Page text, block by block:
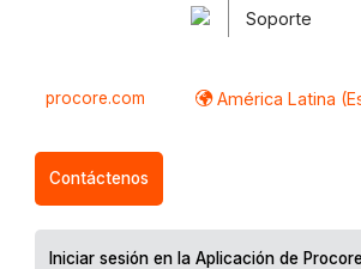
Soporte
procore.com América Latina
Contáctenos
Iniciar sesión en la Aplicación de